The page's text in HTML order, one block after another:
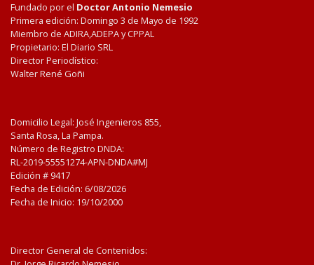
Fundado por el Doctor Antonio Nemesio
Primera edición: Domingo 3 de Mayo de 1992
Miembro de ADIRA,ADEPA y CPPAL
Propietario: El Diario SRL
Director Periodístico:
Walter René Goñi
Domicilio Legal: José Ingenieros 855,
Santa Rosa, La Pampa.
Número de Registro DNDA:
RL-2019-55551274-APN-DNDA#MJ
Edición # 9417
Fecha de Edición: 6/08/2026
Fecha de Inicio: 19/10/2000
Director General de Contenidos: